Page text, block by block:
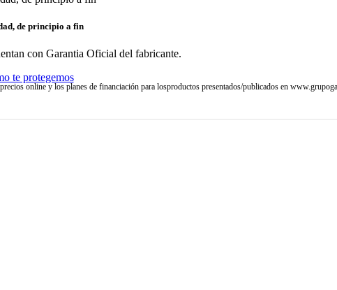
de principio a fin
con Garantia Oficial del fabricante.
te protegemos
online y los planes de financiación para losproductos presentados/publicados en